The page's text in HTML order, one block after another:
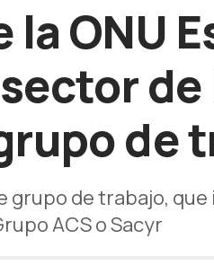
ONU
de
de trabajo,
ACS o Sacyr